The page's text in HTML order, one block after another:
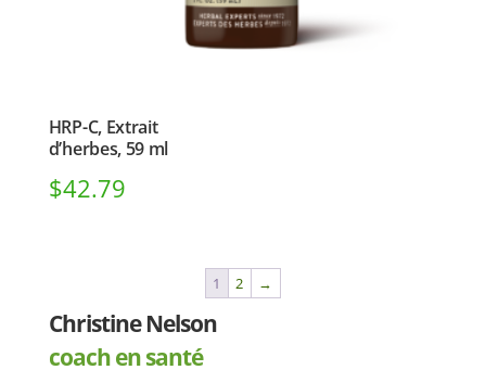
HRP-C, Extrait
d’herbes, 59 ml
$42.79
1 2 →
Christine Nelson
coach en santé